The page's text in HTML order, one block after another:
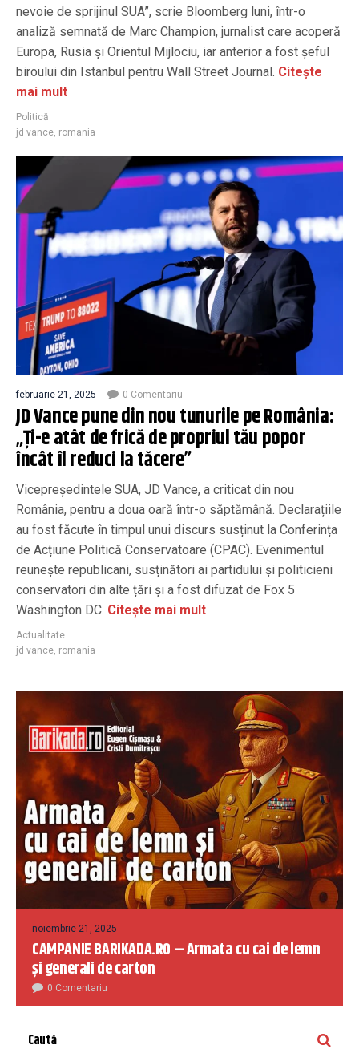
nevoie de sprijinul SUA”, scrie Bloomberg luni, într-o
analiză semnată de Marc Champion, jurnalist care acoperă
Europa, Rusia și Orientul Mijlociu, iar anterior a fost șeful
biroului din Istanbul pentru Wall Street Journal. Citește
mai mult
Politică
jd vance, romania
februarie 21, 2025 0 Comentariu
JD Vance pune din nou tunurile pe România:
„Ți-e atât de frică de propriul tău popor
încât îl reduci la tăcere”
Vicepreședintele SUA, JD Vance, a criticat din nou
România, pentru a doua oară într-o săptămână. Declarațiile
au fost făcute în timpul unui discurs susținut la Conferința
de Acțiune Politică Conservatoare (CPAC). Evenimentul
reunește republicani, susținători ai partidului și politicieni
conservatori din alte țări și a fost difuzat de Fox 5
Washington DC. Citește mai mult
Actualitate
jd vance, romania
noiembrie 21, 2025
CAMPANIE BARIKADA.RO – Armata cu cai de lemn
și generali de carton
0 Comentariu